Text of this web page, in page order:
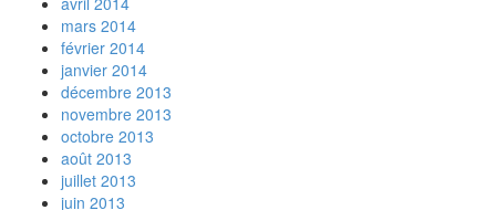
mars 2014
février 2014
janvier 2014
décembre 2013
novembre 2013
octobre 2013
août 2013
juillet 2013
juin 2013